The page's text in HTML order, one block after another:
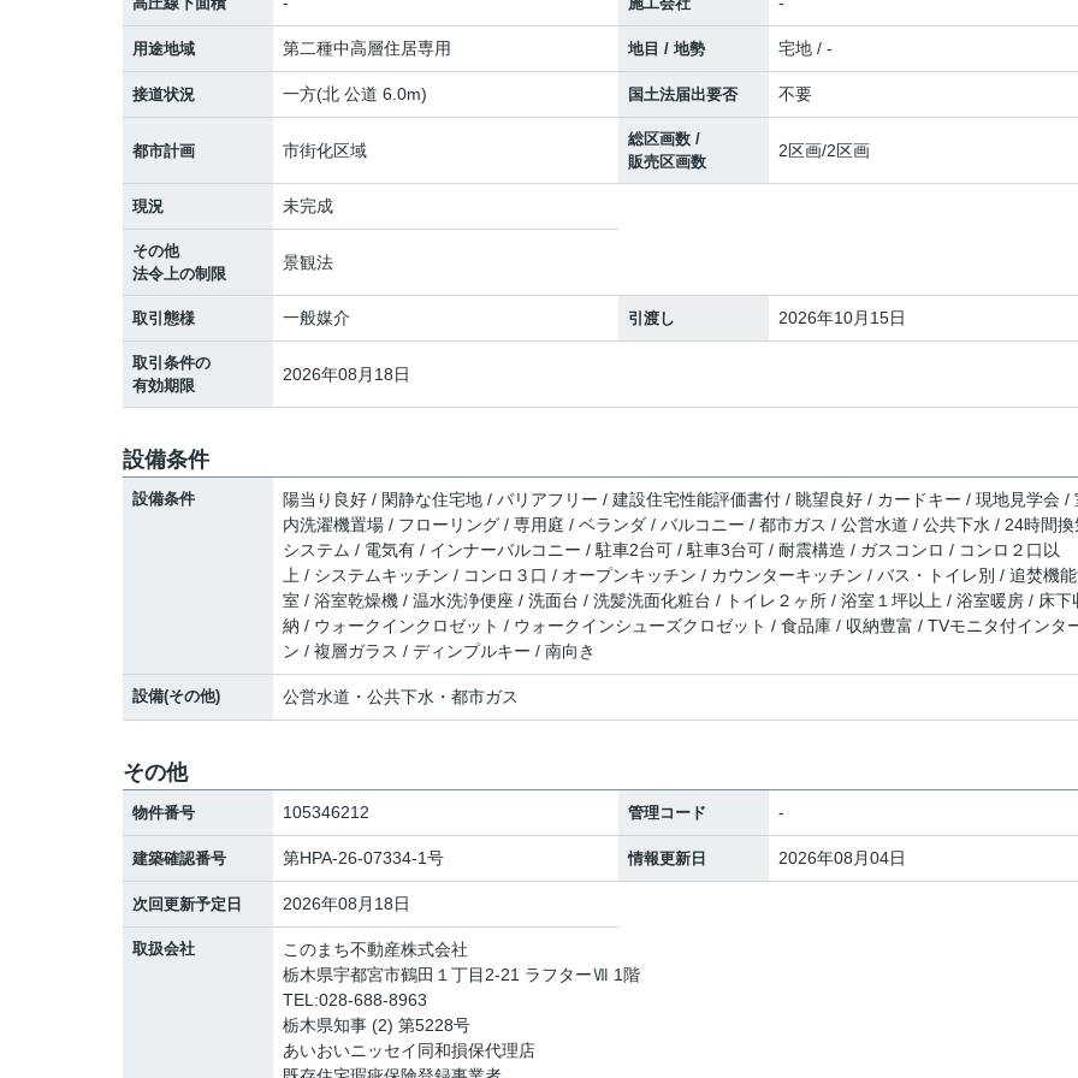
用途地域 第二種中高層住居専用 地目 / 地勢 宅地 / -
接道状況 一方(北 公道 6.0m) 国土法届出要否 不要
都市計画 市街化区域
総区画数 /
販売区画数
2区画/2区画
現況 未完成
その他
法令上の制限
景観法
取引態様 一般媒介 引渡し 2026年10月15日
取引条件の
有効期限
2026年08月18日
設備条件
設備条件
陽当り良好 / 閑静な住宅地 / バリアフリー / 建設住宅性能評価書付 / 眺望良好 / カードキー / 現地見学会 /
内洗濯機置場 / フローリング / 専用庭 / ベランダ / バルコニー / 都市ガス / 公営水道 / 公共下水 / 24時間換
システム / 電気有 / インナーバルコニー / 駐車2台可 / 駐車3台可 / 耐震構造 / ガスコンロ / コンロ２口以
上 / システムキッチン / コンロ３口 / オープンキッチン / カウンターキッチン / バス・トイレ別 / 追焚機
室 / 浴室乾燥機 / 温水洗浄便座 / 洗面台 / 洗髪洗面化粧台 / トイレ２ヶ所 / 浴室１坪以上 / 浴室暖房 / 床下
納 / ウォークインクロゼット / ウォークインシューズクロゼット / 食品庫 / 収納豊富 / TVモニタ付インタ
ン / 複層ガラス / ディンプルキー / 南向き
設備(その他) 公営水道・公共下水・都市ガス
その他
物件番号 105346212 管理コード -
建築確認番号 第HPA-26-07334-1号 情報更新日 2026年08月04日
次回更新予定日 2026年08月18日
取扱会社
このまち不動産株式会社
栃木県宇都宮市鶴田１丁目2-21 ラフターⅦ 1階
TEL:028-688-8963
栃木県知事 (2) 第5228号
あいおいニッセイ同和損保代理店